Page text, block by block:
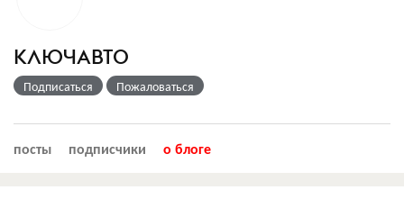
КЛЮЧАВТО
Подписаться Пожаловаться
посты подписчики о блоге